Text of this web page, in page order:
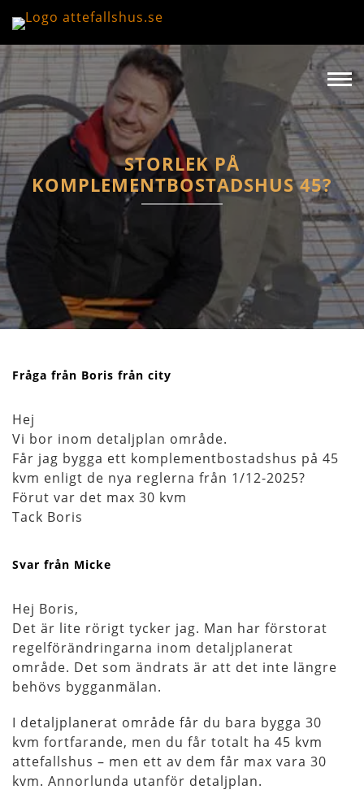
STORLEK PÅ
KOMPLEMENTBOSTADSHUS 45?
Fråga från Boris från city
Hej
Vi bor inom detaljplan område.
Får jag bygga ett komplementbostadshus på 45
kvm enligt de nya reglerna från 1/12-2025?
Förut var det max 30 kvm
Tack Boris
Svar från Micke
Hej Boris,
Det är lite rörigt tycker jag. Man har förstorat
regelförändringarna inom detaljplanerat
område. Det som ändrats är att det inte längre
behövs bygganmälan.
I detaljplanerat område får du bara bygga 30
kvm fortfarande, men du får totalt ha 45 kvm
attefallshus – men ett av dem får max vara 30
kvm. Annorlunda utanför detaljplan.